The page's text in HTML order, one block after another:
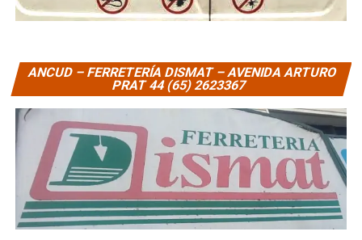
ANCUD – FERRETERÍA DISMAT – AVENIDA ARTURO
PRAT 44 (65) 2623367